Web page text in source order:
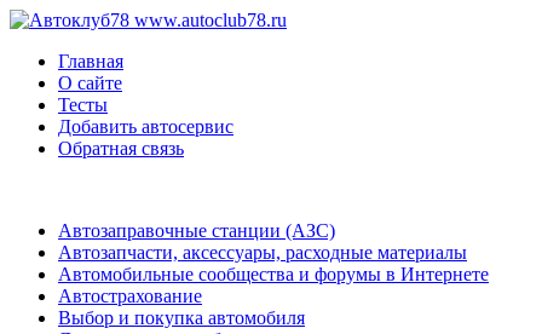
www.autoclub78.ru
Главная
О сайте
Тесты
Добавить автосервис
Обратная связь
Автозаправочные станции (АЗС)
Автозапчасти, аксессуары, расходные материалы
Автомобильные сообщества и форумы в Интернете
Автострахование
Выбор и покупка автомобиля